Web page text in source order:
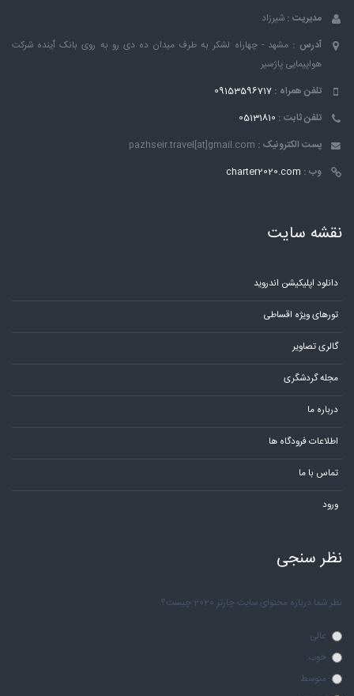
مدیریت : شیرزاد
آدرس : مشهد - چهاراه لشکر به طرف میدان ده دی رو به روی بانک ٱینده شرکت
هواپیمایی پاژسیر
تلفن همراه : 09153596717
تلفن ثابت : 05131810
پست الکترونیک : pazhseir.travel[at]gmail.com
وب : charter2020.com
نقشه سایت
دانلود اپلیکیشن اندروید
تورهای ویژه اقساطی
گالری تصاویر
مجله گردشگری
درباره ما
اطلاعات فرودگاه ها
تماس با ما
ورود
نظر سنجی
نظر شما درباره محتوای سایت چارتر 2020 چیست؟
عالی
خوب
متوسط